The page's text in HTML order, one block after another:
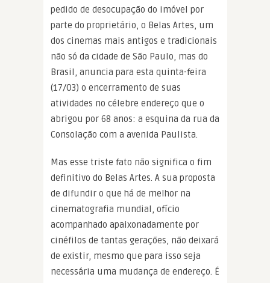
pedido de desocupação do imóvel por
parte do proprietário, o Belas Artes, um
dos cinemas mais antigos e tradicionais
não só da cidade de São Paulo, mas do
Brasil, anuncia para esta quinta-feira
(17/03) o encerramento de suas
atividades no célebre endereço que o
abrigou por 68 anos: a esquina da rua da
Consolação com a avenida Paulista.
Mas esse triste fato não significa o fim
definitivo do Belas Artes. A sua proposta
de difundir o que há de melhor na
cinematografia mundial, ofício
acompanhado apaixonadamente por
cinéfilos de tantas gerações, não deixará
de existir, mesmo que para isso seja
necessária uma mudança de endereço. É